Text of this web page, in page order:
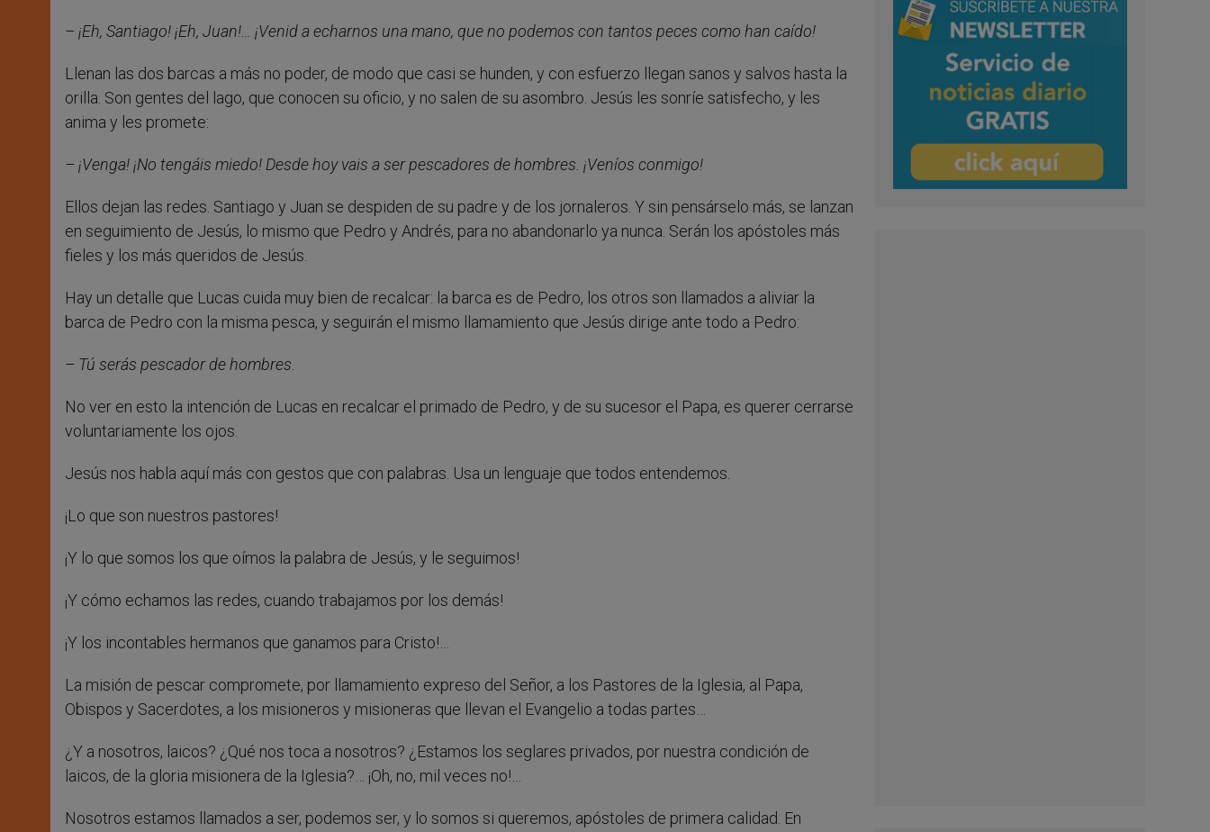
– ¡Eh, Santiago! ¡Eh, Juan!… ¡Venid a echarnos una mano, que no podemos con tantos peces como han caído!
Llenan las dos barcas a más no poder, de modo que casi se hunden, y con esfuerzo llegan sanos y salvos hasta la
orilla. Son gentes del lago, que conocen su oficio, y no salen de su asombro. Jesús les sonríe satisfecho, y les
anima y les promete:
– ¡Venga! ¡No tengáis miedo! Desde hoy vais a ser pescadores de hombres. ¡Veníos conmigo!
Ellos dejan las redes. Santiago y Juan se despiden de su padre y de los jornaleros. Y sin pensárselo más, se lanzan
en seguimiento de Jesús, lo mismo que Pedro y Andrés, para no abandonarlo ya nunca. Serán los apóstoles más
fieles y los más queridos de Jesús.
Hay un detalle que Lucas cuida muy bien de recalcar: la barca es de Pedro, los otros son llamados a aliviar la
barca de Pedro con la misma pesca, y seguirán el mismo llamamiento que Jesús dirige ante todo a Pedro:
– Tú serás pescador de hombres.
No ver en esto la intención de Lucas en recalcar el primado de Pedro, y de su sucesor el Papa, es querer cerrarse
voluntariamente los ojos.
Jesús nos habla aquí más con gestos que con palabras. Usa un lenguaje que todos entendemos.
¡Lo que son nuestros pastores!
¡Y lo que somos los que oímos la palabra de Jesús, y le seguimos!
¡Y cómo echamos las redes, cuando trabajamos por los demás!
¡Y los incontables hermanos que ganamos para Cristo!…
La misión de pescar compromete, por llamamiento expreso del Señor, a los Pastores de la Iglesia, al Papa,
Obispos y Sacerdotes, a los misioneros y misioneras que llevan el Evangelio a todas partes…
¿Y a nosotros, laicos? ¿Qué nos toca a nosotros? ¿Estamos los seglares privados, por nuestra condición de
laicos, de la gloria misionera de la Iglesia?… ¡Oh, no, mil veces no!…
Nosotros estamos llamados a ser, podemos ser, y lo somos si queremos, apóstoles de primera calidad. En